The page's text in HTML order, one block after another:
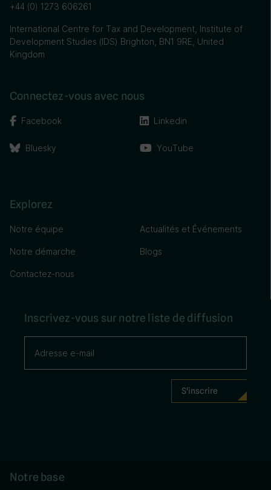
+44 (0) 1273 606261
International Centre for Tax and Development, Institute of
Development Studies (IDS) Brighton, BN1 9RE, United
Kingdom
Connectez-vous avec nous
Facebook
Bluesky
Linkedin
YouTube
Explorez
Notre équipe
Notre démarche
Contactez-nous
Actualités et Événements
Blogs
Inscrivez-vous sur notre liste de diffusion
Notre base